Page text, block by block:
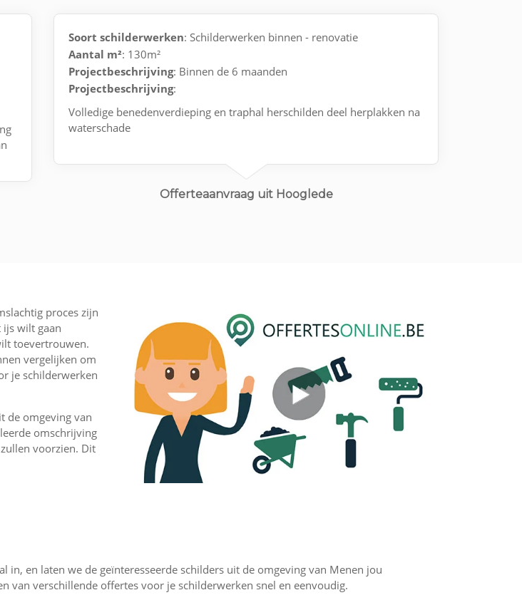
Soort schilderwerken: Schilderwerken binnen - renovatie
Aantal m²: 130m²
Projectbeschrijving: Binnen de 6 maanden
Projectbeschrijving:
Volledige benedenverdieping en traphal herschilden deel herplakken na
waterschade
Offerteaanvraag uit Hooglede
proces zijn
ijs wilt gaan
toevertrouwen.
vergelijken om
je schilderwerken
de omgeving van
omschrijving
voorzien. Dit
en laten we de geïnteresseerde schilders uit de omgeving van Menen jou
van verschillende offertes voor je schilderwerken snel en eenvoudig.